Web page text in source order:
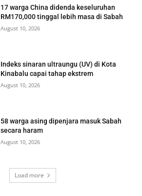
17 warga China didenda keseluruhan
RM170,000 tinggal lebih masa di Sabah
August 10, 2026
Indeks sinaran ultraungu (UV) di Kota
Kinabalu capai tahap ekstrem
August 10, 2026
58 warga asing dipenjara masuk Sabah
secara haram
August 10, 2026
Load more